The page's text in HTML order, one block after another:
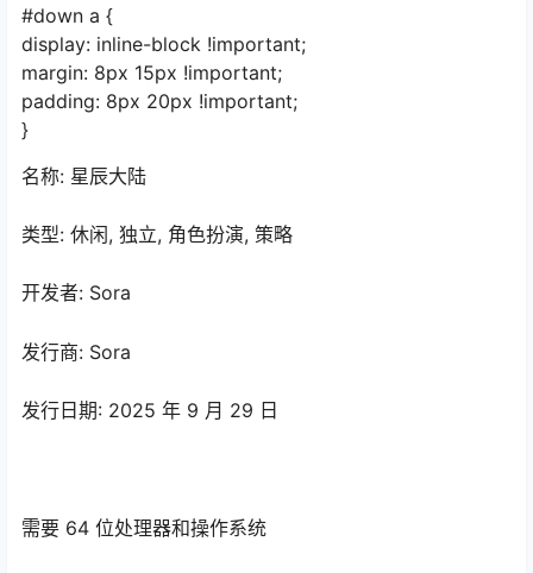
#down a {
display: inline-block !important;
margin: 8px 15px !important;
padding: 8px 20px !important;
}
名称: 星辰大陆
类型: 休闲, 独立, 角色扮演, 策略
开发者: Sora
发行商: Sora
发行日期: 2025 年 9 月 29 日
需要 64 位处理器和操作系统